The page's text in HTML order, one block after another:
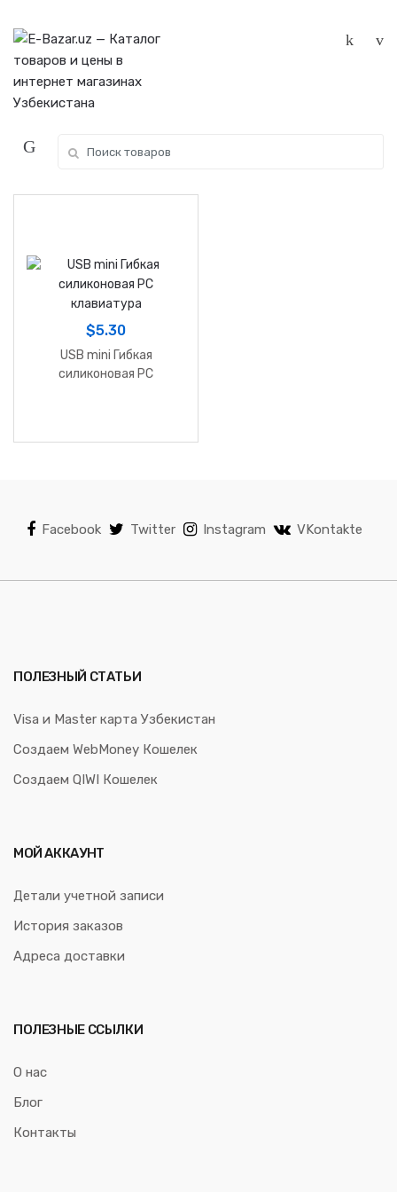
navigation
content
for:
$5.30
USB mini Гибкая
силиконовая PC
Facebook Twitter Instagram VKontakte
ПОЛЕЗНЫЙ СТАТЬИ
Visa и Master карта Узбекистан
Создаем WebMoney Кошелек
Создаем QIWI Кошелек
МОЙ АККАУНТ
Детали учетной записи
История заказов
Адреса доставки
ПОЛЕЗНЫЕ ССЫЛКИ
О нас
Блог
Контакты